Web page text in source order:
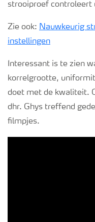
strooiproef controleert
Zie ook: Nauwkeurig
instellingen
Interessant is te zien
korrelgrootte,
doet met de kwaliteit.
dhr. Ghys treffend
filmpjes.